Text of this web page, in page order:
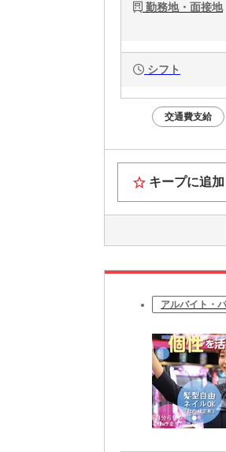
勤務地・面接地
シフト
交通費支給
キープに追加
アルバイト・